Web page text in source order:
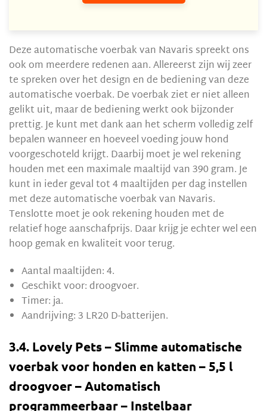
Deze automatische voerbak van Navaris spreekt ons
ook om meerdere redenen aan. Allereerst zijn wij zeer
te spreken over het design en de bediening van deze
automatische voerbak. De voerbak ziet er niet alleen
gelikt uit, maar de bediening werkt ook bijzonder
prettig. Je kunt met dank aan het scherm volledig zelf
bepalen wanneer en hoeveel voeding jouw hond
voorgeschoteld krijgt. Daarbij moet je wel rekening
houden met een maximale maaltijd van 390 gram. Je
kunt in ieder geval tot 4 maaltijden per dag instellen
met deze automatische voerbak van Navaris.
Tenslotte moet je ook rekening houden met de
relatief hoge aanschafprijs. Daar krijg je echter wel een
hoop gemak en kwaliteit voor terug.
Aantal maaltijden: 4.
Geschikt voor: droogvoer.
Timer: ja.
Aandrijving: 3 LR20 D-batterijen.
3.4. Lovely Pets – Slimme automatische
voerbak voor honden en katten – 5,5 l
droogvoer – Automatisch
programmeerbaar – Instelbaar